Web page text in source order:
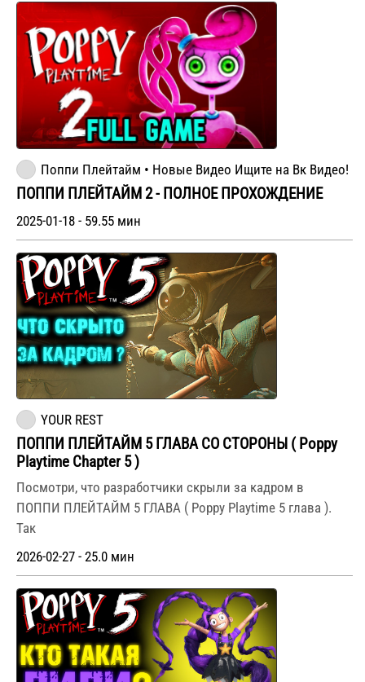
Поппи Плейтайм • Новые Видео Ищите на Вк Видео!
ПОППИ ПЛЕЙТАЙМ 2 - ПОЛНОЕ ПРОХОЖДЕНИЕ
2025-01-18 - 59.55 мин
YOUR REST
ПОППИ ПЛЕЙТАЙМ 5 ГЛАВА СО СТОРОНЫ ( Poppy
Playtime Chapter 5 )
Посмотри, что разработчики скрыли за кадром в
ПОППИ ПЛЕЙТАЙМ 5 ГЛАВА ( Poppy Playtime 5 глава ).
Так
2026-02-27 - 25.0 мин